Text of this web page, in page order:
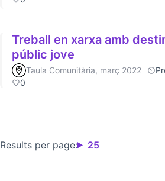
Treball en xarxa amb
públic jove
Taula Comunitària, març 2022
0
Results per page: 25